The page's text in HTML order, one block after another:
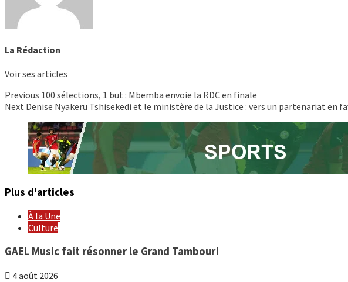
La Rédaction
Voir ses articles
Continue
Reading
Previous 100 sélections, 1 but : Mbemba envoie la RDC en finale
Next Denise Nyakeru Tshisekedi et le ministère de la Justice : vers un partenariat en
Plus d'articles
À la Une
Culture
GAEL Music fait résonner le Grand Tambour!
4 août 2026